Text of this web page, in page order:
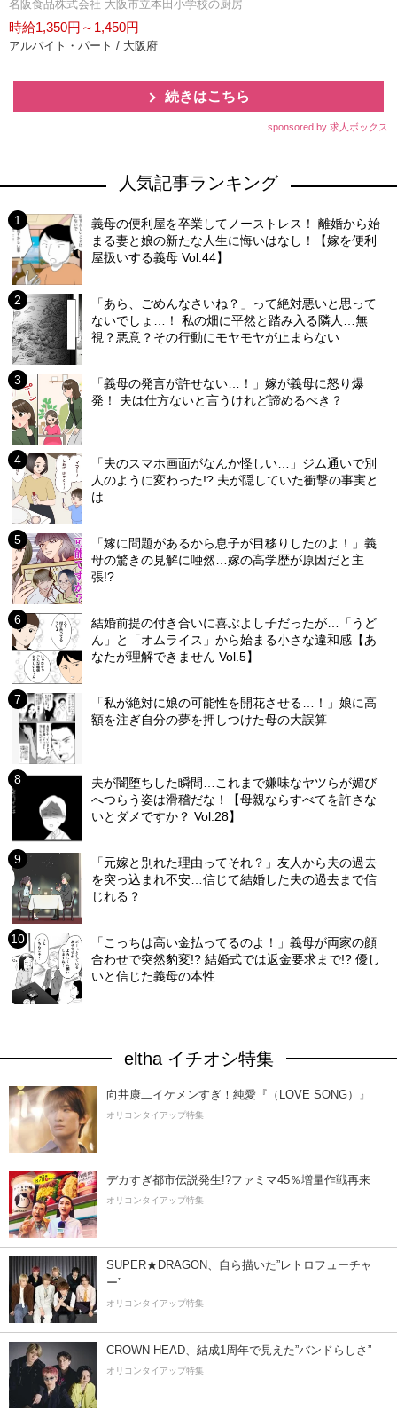
名阪食品株式会社 大阪市立本田小学校の厨房
時給1,350円～1,450円
アルバイト・パート / 大阪府
続きはこちら
sponsored by 求人ボックス
人気記事ランキング
義母の便利屋を卒業してノーストレス！ 離婚から始
まる妻と娘の新たな人生に悔いはなし！【嫁を便利
屋扱いする義母 Vol.44】
「あら、ごめんなさいね？」って絶対悪いと思って
ないでしょ…！ 私の畑に平然と踏み入る隣人…無
視？悪意？その行動にモヤモヤが止まらない
「義母の発言が許せない…！」嫁が義母に怒り爆
発！ 夫は仕方ないと言うけれど諦めるべき？
「夫のスマホ画面がなんか怪しい…」ジム通いで別
人のように変わった!? 夫が隠していた衝撃の事実と
は
「嫁に問題があるから息子が目移りしたのよ！」義
母の驚きの見解に唖然…嫁の高学歴が原因だと主
張!?
結婚前提の付き合いに喜ぶよし子だったが…「うど
ん」と「オムライス」から始まる小さな違和感【あ
なたが理解できません Vol.5】
「私が絶対に娘の可能性を開花させる…！」娘に高
額を注ぎ自分の夢を押しつけた母の大誤算
夫が闇堕ちした瞬間…これまで嫌味なヤツらが媚び
へつらう姿は滑稽だな！【母親ならすべてを許さな
いとダメですか？ Vol.28】
「元嫁と別れた理由ってそれ？」友人から夫の過去
を突っ込まれ不安…信じて結婚した夫の過去まで信
じれる？
「こっちは高い金払ってるのよ！」義母が両家の顔
合わせで突然豹変!? 結婚式では返金要求まで!? 優し
いと信じた義母の本性
eltha イチオシ特集
向井康二イケメンすぎ！純愛『（LOVE SONG）』
オリコンタイアップ特集
デカすぎ都市伝説発生!?ファミマ45％増量作戦再来
オリコンタイアップ特集
SUPER★DRAGON、自ら描いた”レトロフューチャ
ー”
オリコンタイアップ特集
CROWN HEAD、結成1周年で見えた”バンドらしさ”
オリコンタイアップ特集